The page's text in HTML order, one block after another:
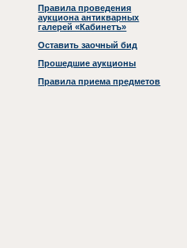
Правила проведения
аукциона антикварных
галерей «Кабинетъ»
Оставить заочный бид
Прошедшие аукционы
Правила приема предметов